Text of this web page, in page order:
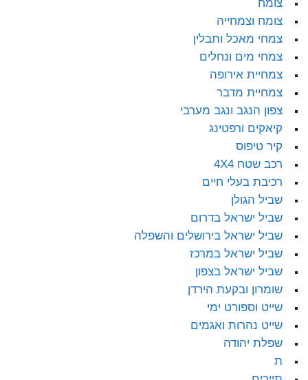
צומח
צומח וצמחייה
צמחי מאכל ותבלין
צמחי מים ונחלים
צמחיית אירופה
צמחיית מדבר
צפון הנגב ונגב מערבי
קיאקים ורפטינג
קיר טיפוס
רכב שטח 4X4
רכיבת בעלי חיים
שביל הגולן
שביל ישראל בדרום
שביל ישראל בירושלים והשפלה
שביל ישראל במרכז
שביל ישראל בצפון
שומרון ובקעת הירדן
שייט וספורט ימי
שייט נהרות ואגמים
שפלת יהודה
ת